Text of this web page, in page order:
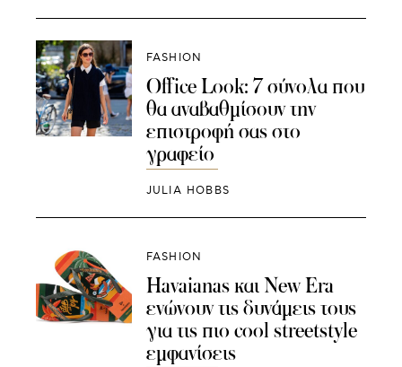
FASHION
Office Look: 7 σύνολα που
θα αναβαθμίσουν την
επιστροφή σας στο
γραφείο
JULIA HOBBS
FASHION
Havaianas και New Era
ενώνουν τις δυνάμεις τους
για τις πιο coοl streetstyle
εμφανίσεις